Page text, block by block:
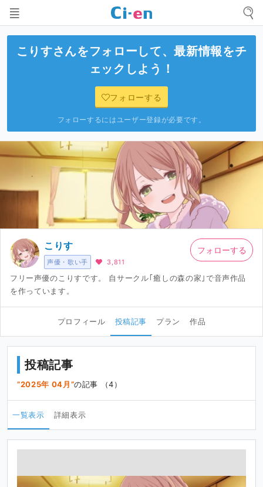
こりすさんをフォローして、最新情報をチ
ェックしよう！
フォローする
フォローするにはユーザー登録が必要です。
声優・歌い手
こりす
3,811
フリー声優のこりすです。 自サークル｢癒しの森の家｣で音声作品
を作っています。
フォローする
プロフィール 投稿記事 プラン 作品
投稿記事
2025年 04月 の記事 （4）
一覧表示 詳細表示